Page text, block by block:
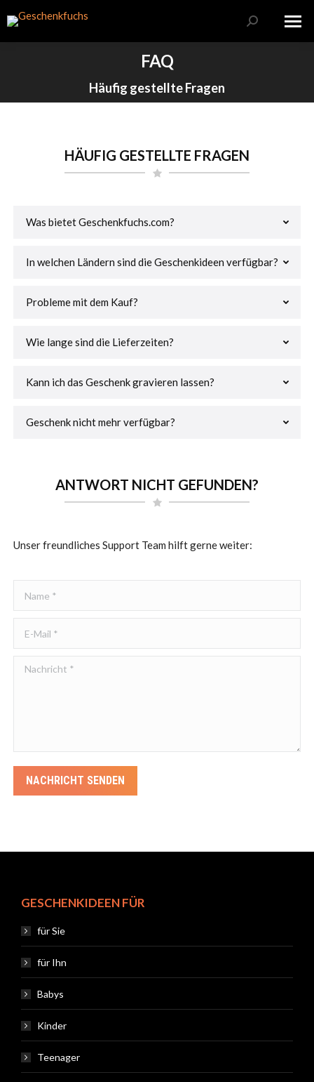
Search:
FAQ
Häufig gestellte Fragen
Sie befinden sich hier:
HÄUFIG GESTELLTE FRAGEN
Was bietet Geschenkfuchs.com?
In welchen Ländern sind die Geschenkideen verfügbar?
Probleme mit dem Kauf?
Wie lange sind die Lieferzeiten?
Kann ich das Geschenk gravieren lassen?
Geschenk nicht mehr verfügbar?
ANTWORT NICHT GEFUNDEN?
Unser freundliches Support Team hilft gerne weiter:
Name *
E-Mail *
Nachricht *
NACHRICHT SENDEN
GESCHENKIDEEN FÜR
für Sie
für Ihn
Babys
Kinder
Teenager